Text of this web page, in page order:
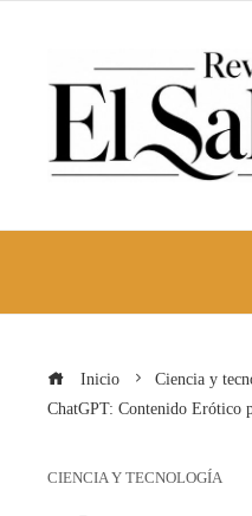
Inicio
Ciencia y
ChatGPT: Contenido Erótico
CIENCIA Y TECNOLOGÍA